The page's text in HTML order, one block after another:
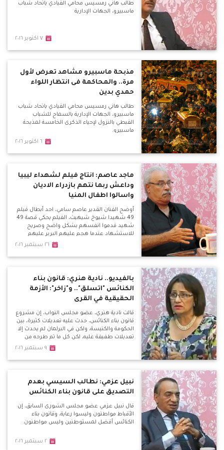
طالب هاني رمسيس محامي القيادي باتحاد شباب
ماسبيرو، الجهات الإدارية
٧ اكتوبر ٢٠١٦
مذبحة ماسبيرو مشاهد تعرض لأول
مرة.. والمحاكمة فى انتظار اللواء
حمدي بدين
طالب هاني رمسيس محامي القيادي باتحاد شباب
ماسبيرو، الجهات الإدارية بالسماح للشباب
القبطي بالنزول لإحياء الذكرى الخامسة لمذبحة
ماسبيرو.
٦ اكتوبر ٢٠١٦
ماجد عاصم: انتاج فيلم لشهداء ليبيا
وداعش ربما نتهم بازدراء الاديان
واسالوا اطفال المنيا
أوضح الفنان القدير عاصم سامي، احد أبطال فيلم
49 شهيدا شيوخ شيهيت، الفيلم يحكي قصة 49
شهيد قدموا انفسهم بشكل واضح وصريح
للاستشهاد عندما هجم عليهم البربر عليهم
٢٦ سبتمبر ٢٠١٦
بالفيديو.. نادية هنري: قانون بناء
الكنائس "اتسلق".. و"زاخر": الأزمة
الحقيقية في القرى
قالت نادية هنري، عضو مجلس النواب، إن مشروع
قانون بناء الكنائس، حدث عليه تعديلات كثيرة، بين
الحكومة والكنيسة، ولكن في البرلمان لم يحدث إلا
تعديلات طفيفة عليه، لكن كل ما تم طرحه من
٩ سبتمبر ٢٠١٦
نبيل عزمي: نطالب السيسي بعدم
التصديق على قانون بناء الكنائس
قال نبيل عزمي عضو مجلس الشورى السابق، إن
الأقباط مواطنون وليسوا رعاية، وقانون بناء
الكنائس أفضل لمستوطنين وليس مواطنون.
٢ سبتمبر ٢٠١٦